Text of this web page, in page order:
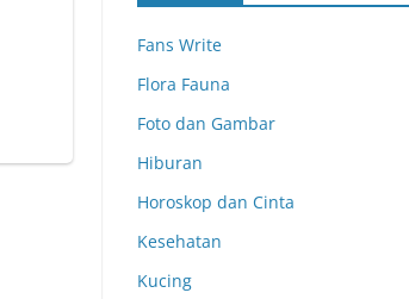
Fans Write
Flora Fauna
Foto dan Gambar
Hiburan
Horoskop dan Cinta
Kesehatan
Kucing